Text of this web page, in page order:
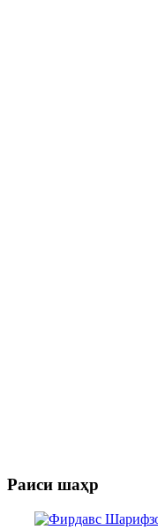
Раиси шаҳр